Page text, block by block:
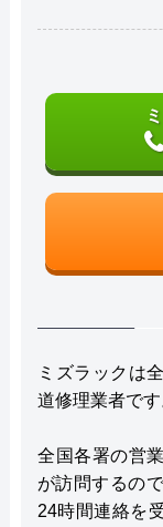
ミズラックは
道修理業者です
全国各署の営
が訪問するの
24時間連絡を